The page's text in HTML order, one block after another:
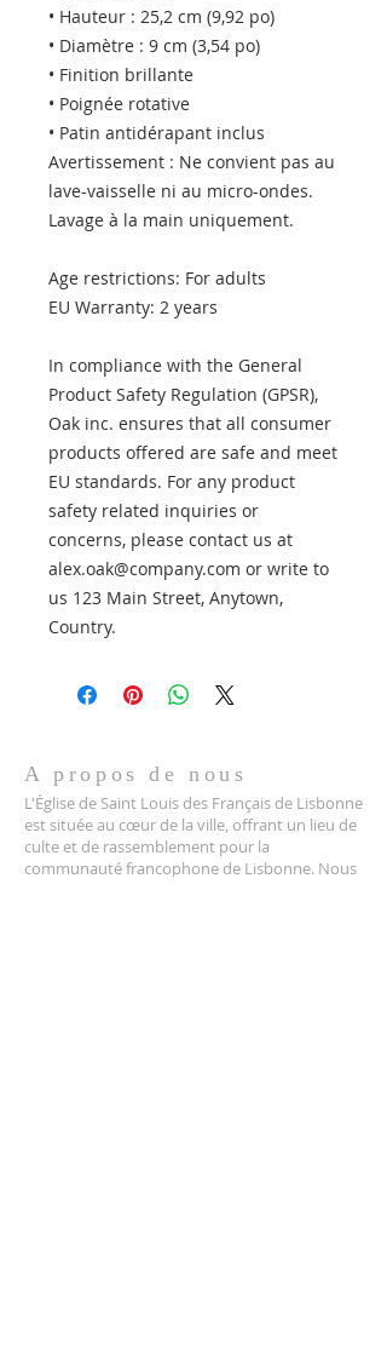
• Hauteur : 25,2 cm (9,92 po)
• Diamètre : 9 cm (3,54 po)
• Finition brillante
• Poignée rotative
• Patin antidérapant inclus
Avertissement : Ne convient pas au
lave-vaisselle ni au micro-ondes.
Lavage à la main uniquement.
Age restrictions: For adults
EU Warranty: 2 years
In compliance with the General
Oak inc. ensures that all consumer
products offered are safe and meet
EU standards. For any product
safety related inquiries or
alex.oak@company.com or write to
us 123 Main Street, Anytown,
Country.
A propos de nous
L'Église de Saint Louis des Français de Lisbonne
est située au cœur de la ville, offrant un lieu de
culte et de rassemblement pour la
communauté francophone de Lisbonne. Nous